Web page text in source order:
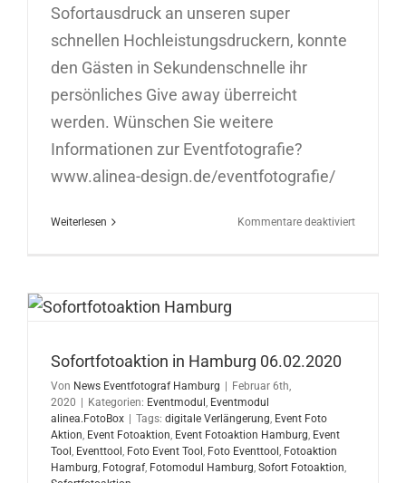
Sofortausdruck an unseren super
schnellen Hochleistungsdruckern, konnte
den Gästen in Sekundenschnelle ihr
persönliches Give away überreicht
werden. Wünschen Sie weitere
Informationen zur Eventfotografie?
www.alinea-design.de/eventfotografie/
Weiterlesen Kommentare deaktiviertfür
Sofortfotoaktion in Hamburg 06.02.2020
Von News Eventfotograf Hamburg
Februar 6th,
2020
Kategorien: Eventmodul , Eventmodul
alinea.FotoBox
Tags: digitale Verlängerung, Event Foto
Aktion, Event Fotoaktion, Event Fotoaktion Hamburg, Event
Tool , Eventtool , Foto Event Tool , Foto Eventtool , Fotoaktion
Hamburg, Fotograf, Fotomodul Hamburg, Sofort Fotoaktion,